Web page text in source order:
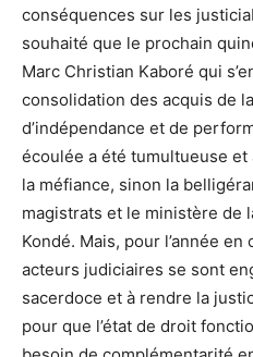
conséquences sur les
souhaité que le prochain
Marc Christian Kaboré qui
consolidation des acquis de
d’indépendance et de
écoulée a été tumultueuse et
la méfiance, sinon la
magistrats et le ministère de
Kondé. Mais, pour l’année
acteurs judiciaires se sont
sacerdoce et à rendre la
pour que l’état de droit